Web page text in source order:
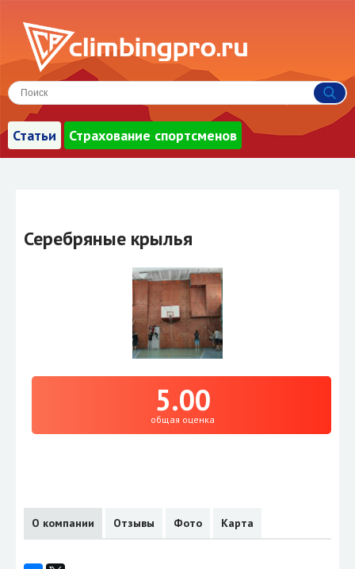
Статьи Страхование спортсменов
Серебряные крылья
5.00
общая оценка
О компании Отзывы Фото Карта